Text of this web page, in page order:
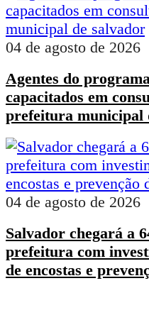
04 de agosto de 2026
Agentes do
capacitados em
prefeitura municipal
04 de agosto de 2026
Salvador chegará a
prefeitura com
de encostas e